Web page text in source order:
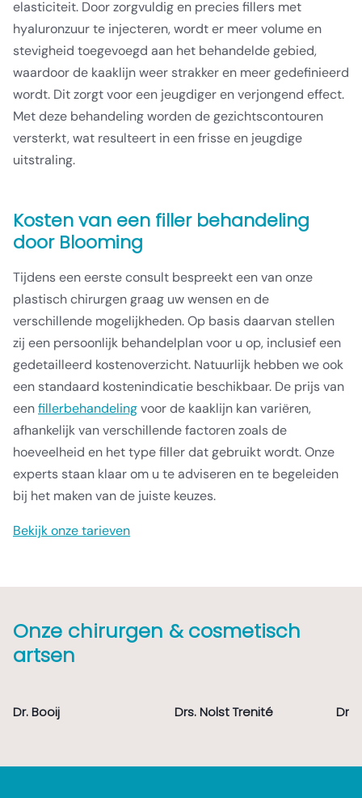
elasticiteit. Door zorgvuldig en precies fillers met
hyaluronzuur te injecteren, wordt er meer volume en
stevigheid toegevoegd aan het behandelde gebied,
waardoor de kaaklijn weer strakker en meer gedefinieerd
wordt. Dit zorgt voor een jeugdiger en verjongend effect.
Met deze behandeling worden de gezichtscontouren
versterkt, wat resulteert in een frisse en jeugdige
uitstraling.
Kosten van een filler behandeling
door Blooming
Tijdens een eerste consult bespreekt een van onze
plastisch chirurgen graag uw wensen en de
verschillende mogelijkheden. Op basis daarvan stellen
zij een persoonlijk behandelplan voor u op, inclusief een
gedetailleerd kostenoverzicht. Natuurlijk hebben we ook
een standaard kostenindicatie beschikbaar. De prijs van
eenfillerbehandelingvoor de kaaklijn kan variëren,
afhankelijk van verschillende factoren zoals de
hoeveelheid en het type filler dat gebruikt wordt. Onze
experts staan klaar om u te adviseren en te begeleiden
bij het maken van de juiste keuzes.
Bekijk onze tarieven
Onze chirurgen & cosmetisch
artsen
Dr. Booij Drs. Nolst Trenité Dr.